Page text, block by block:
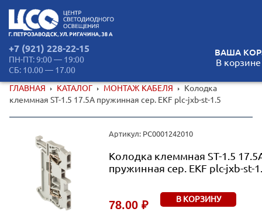
+7 (921) 228-22-15
ПН-ПТ: 9:00 — 19:00
СБ: 10.00 — 17.00
ВАША
В корзине
ГЛАВНАЯ КАТАЛОГ МОНТАЖ КАБЕЛЯ
Колодка
клеммная ST-1.5 17.5А пружинная сер. EKF plc-jxb-st-1.5
Артикул: РС0001242010
Колодка клеммная ST-1.5
пружинная сер. EKF plc-jxb-st-
78.00 ₽ В КОРЗИНУ